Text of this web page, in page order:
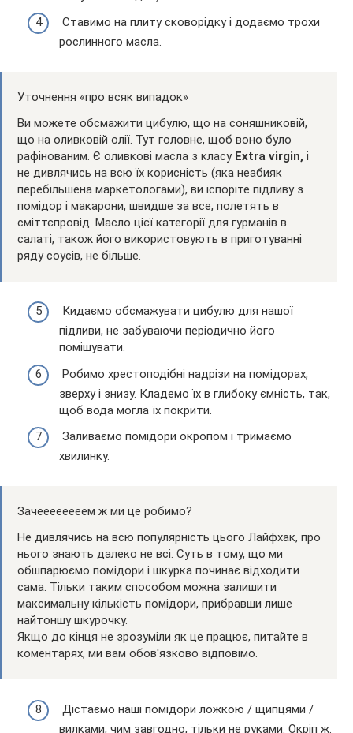
Ставимо на плиту сковорідку і додаємо трохи
рослинного масла.
Уточнення «про всяк випадок»
Ви можете обсмажити цибулю, що на соняшниковій,
що на оливковій олії. Тут головне, щоб воно було
рафінованим. Є оливкові масла з класу Extra virgin, і
не дивлячись на всю їх корисність (яка неабияк
перебільшена маркетологами), ви іспоріте підливу з
помідор і макарони, швидше за все, полетять в
сміттєпровід. Масло цієї категорії для гурманів в
салаті, також його використовують в приготуванні
ряду соусів, не більше.
Кидаємо обсмажувати цибулю для нашої
підливи, не забуваючи періодично його
помішувати.
Робимо хрестоподібні надрізи на помідорах,
зверху і знизу. Кладемо їх в глибоку ємність, так,
щоб вода могла їх покрити.
Заливаємо помідори окропом і тримаємо
хвилинку.
Зачеееееееем ж ми це робимо?
Не дивлячись на всю популярність цього Лайфхак, про
нього знають далеко не всі. Суть в тому, що ми
обшпарюємо помідори і шкурка починає відходити
сама. Тільки таким способом можна залишити
максимальну кількість помідори, прибравши лише
найтоншу шкурочку.
Якщо до кінця не зрозуміли як це працює, питайте в
коментарях, ми вам обов'язково відповімо.
Дістаємо наші помідори ложкою / щипцями /
вилками, чим завгодно, тільки не руками. Окріп ж.